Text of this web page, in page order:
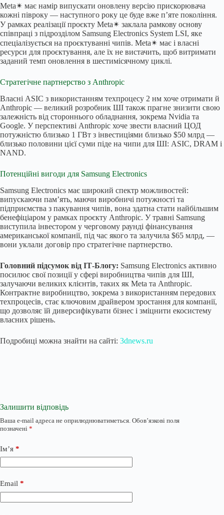
Meta✴ має намір випускати оновлену версію прискорювача
кожні півроку — наступного року це буде вже п’яте покоління.
У рамках реалізації проєкту Meta✴ заклала рамкову основу
співпраці з підрозділом Samsung Electronics System LSI, яке
спеціалізується на проєктуванні чипів. Meta✴ має і власні
ресурси для проєктування, але їх не вистачить, щоб витримати
заданий темп оновлення в шестимісячному циклі.
Стратегічне партнерство з Anthropic
Власні ASIC з використанням техпроцесу 2 нм хоче отримати й
Anthropic — великий розробник ШІ також прагне знизити свою
залежність від стороннього обладнання, зокрема Nvidia та
Google. У перспективі Anthropic хоче звести власний ЦОД
потужністю близько 1 ГВт з інвестиціями близько $50 млрд —
близько половини цієї суми піде на чипи для ШІ: ASIC, DRAM і
NAND.
Потенційні вигоди для Samsung Electronics
Samsung Electronics має широкий спектр можливостей:
випускаючи пам’ять, маючи виробничі потужності та
підприємства з пакування чипів, вона здатна стати найбільшим
бенефіціаром у рамках проєкту Anthropic. У травні Samsung
виступила інвестором у черговому раунді фінансування
американської компанії, під час якого та залучила $65 млрд, —
вони уклали договір про стратегічне партнерство.
Головний підсумок від ІТ-Блогу: Samsung Electronics активно
посилює свої позиції у сфері виробництва чипів для ШІ,
залучаючи великих клієнтів, таких як Meta та Anthropic.
Контрактне виробництво, зокрема з використанням передових
техпроцесів, стає ключовим драйвером зростання для компанії,
що дозволяє їй диверсифікувати бізнес і зміцнити екосистему
власних рішень.
Подробиці можна знайти на сайті: 3dnews.ru
Залишити відповідь
Ваша e-mail адреса не оприлюднюватиметься. Обов’язкові поля
позначені *
Ім’я *
Email *